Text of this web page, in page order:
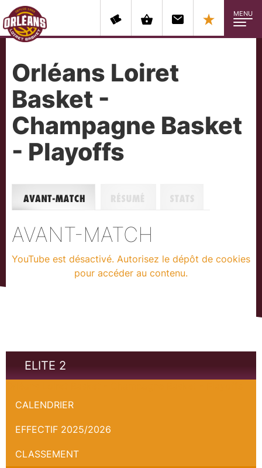
MENU
Orléans Loiret
Basket -
Champagne Basket
- Playoffs
AVANT-MATCH
YouTube est désactivé. Autorisez le dépôt de cookies
pour accéder au contenu.
ELITE 2
CALENDRIER
EFFECTIF 2025/2026
CLASSEMENT